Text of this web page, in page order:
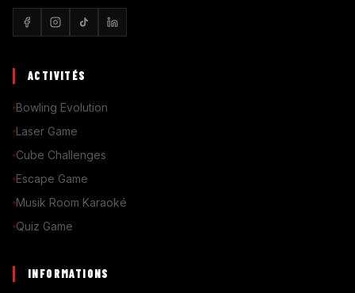
ACTIVITÉS
Bowling Evolution
Laser Game
Cube Challenges
Escape Game
Musik Room Karaoké
Quiz Game
INFORMATIONS